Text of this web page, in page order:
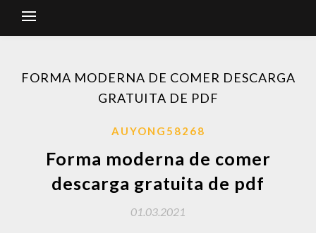
FORMA MODERNA DE COMER DESCARGA
GRATUITA DE PDF
AUYONG58268
Forma moderna de comer
descarga gratuita de pdf
01.03.2021